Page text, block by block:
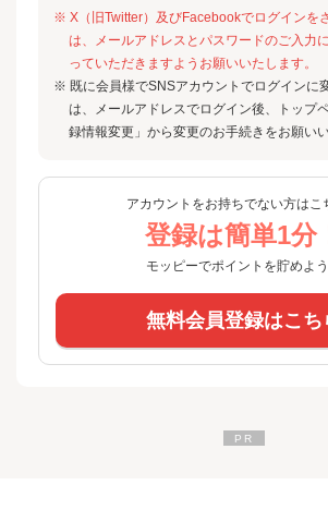
※ X（旧Twitter）及びFacebookでログインを
は、メールアドレスとパスワードのご入力
っていただきますようお願いいたします。
※ 既に会員様でSNSアカウントでログインに
は、メールアドレスでログイン後、トップ
録情報変更」から変更のお手続きをお願いい
アカウントをお持ちでない方はこ
登録は簡単1分
モッピーでポイントを貯めよう
無料会員登録はこち